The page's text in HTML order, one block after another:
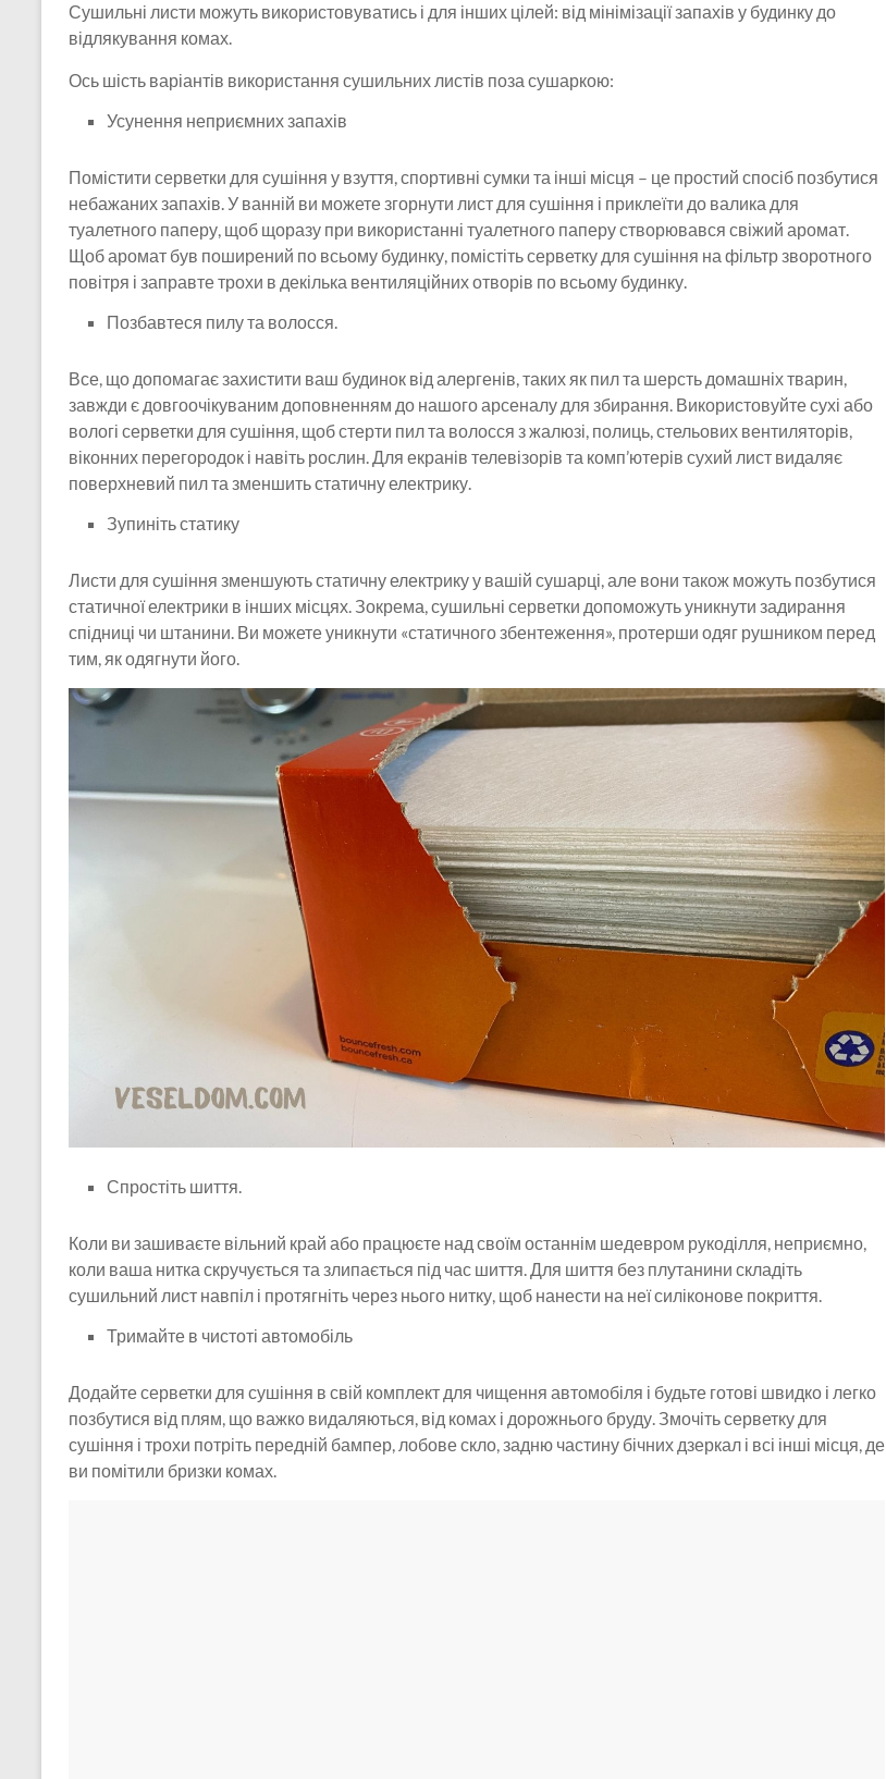
Сушильні листи можуть використовуватись і для інших цілей: від мінімізації запахів у будинку до
відлякування комах.
Ось шість варіантів використання сушильних листів поза сушаркою:
Усунення неприємних запахів
Помістити серветки для сушіння у взуття, спортивні сумки та інші місця – це простий спосіб позбутися
небажаних запахів. У ванній ви можете згорнути лист для сушіння і приклеїти до валика для
туалетного паперу, щоб щоразу при використанні туалетного паперу створювався свіжий аромат.
Щоб аромат був поширений по всьому будинку, помістіть серветку для сушіння на фільтр зворотного
повітря і заправте трохи в декілька вентиляційних отворів по всьому будинку.
Позбавтеся пилу та волосся.
Все, що допомагає захистити ваш будинок від алергенів, таких як пил та шерсть домашніх тварин,
завжди є довгоочікуваним доповненням до нашого арсеналу для збирання. Використовуйте сухі або
вологі серветки для сушіння, щоб стерти пил та волосся з жалюзі, полиць, стельових вентиляторів,
віконних перегородок і навіть рослин. Для екранів телевізорів та комп’ютерів сухий лист видаляє
поверхневий пил та зменшить статичну електрику.
Зупиніть статику
Листи для сушіння зменшують статичну електрику у вашій сушарці, але вони також можуть позбутися
статичної електрики в інших місцях. Зокрема, сушильні серветки допоможуть уникнути задирання
спідниці чи штанини. Ви можете уникнути «статичного збентеження», протерши одяг рушником перед
тим, як одягнути його.
Спростіть шиття.
Коли ви зашиваєте вільний край або працюєте над своїм останнім шедевром рукоділля, неприємно,
коли ваша нитка скручується та злипається під час шиття. Для шиття без плутанини складіть
сушильний лист навпіл і протягніть через нього нитку, щоб нанести на неї силіконове покриття.
Тримайте в чистоті автомобіль
Додайте серветки для сушіння в свій комплект для чищення автомобіля і будьте готові швидко і легко
позбутися від плям, що важко видаляються, від комах і дорожнього бруду. Змочіть серветку для
сушіння і трохи потріть передній бампер, лобове скло, задню частину бічних дзеркал і всі інші місця, де
ви помітили бризки комах.